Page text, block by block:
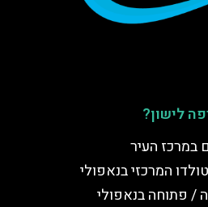
לישון?
במרכז העיר
המרכזי בנאפולי
/ פתוחה בנאפולי